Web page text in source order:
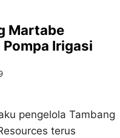
Martabe
Irigasi
pengelola Tambang
terus